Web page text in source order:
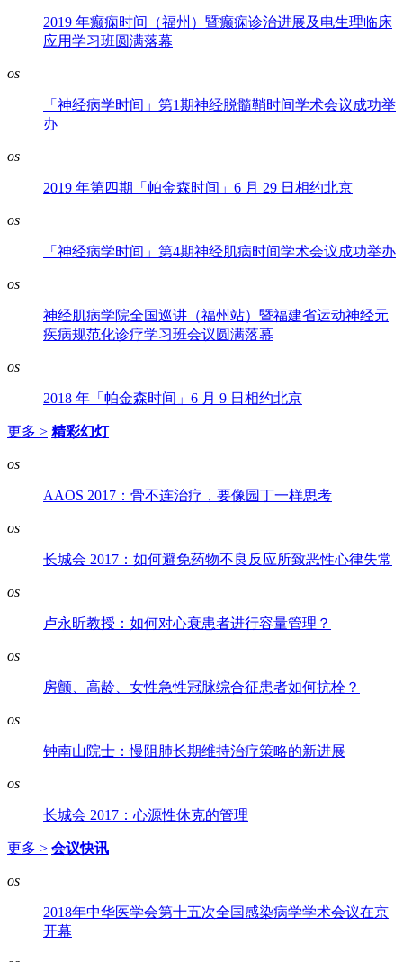
2019 年癫痫时间（福州）暨癫痫诊治进展及电生理临床
应用学习班圆满落幕
os
「神经病学时间」第1期神经脱髓鞘时间学术会议成功举
办
os
2019 年第四期「帕金森时间」6 月 29 日相约北京
os
「神经病学时间」第4期神经肌病时间学术会议成功举办
os
神经肌病学院全国巡讲（福州站）暨福建省运动神经元
疾病规范化诊疗学习班会议圆满落幕
os
2018 年「帕金森时间」6 月 9 日相约北京
更多 > 精彩幻灯
os
AAOS 2017：骨不连治疗，要像园丁一样思考
os
长城会 2017：如何避免药物不良反应所致恶性心律失常
os
卢永昕教授：如何对心衰患者进行容量管理？
os
房颤、高龄、女性急性冠脉综合征患者如何抗栓？
os
钟南山院士：慢阻肺长期维持治疗策略的新进展
os
长城会 2017：心源性休克的管理
更多 > 会议快讯
os
2018年中华医学会第十五次全国感染病学学术会议在京
开幕